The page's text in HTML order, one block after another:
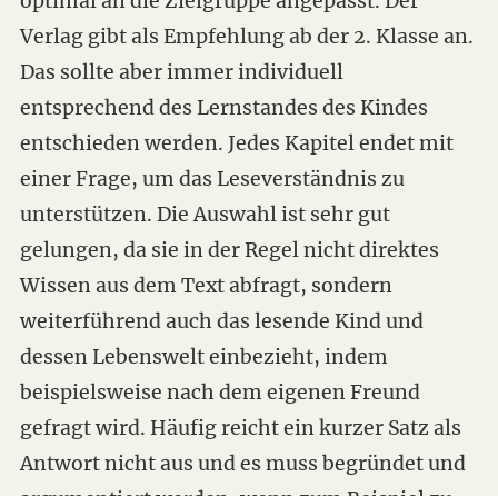
Verlag gibt als Empfehlung ab der 2. Klasse an.
Das sollte aber immer individuell
entsprechend des Lernstandes des Kindes
entschieden werden. Jedes Kapitel endet mit
einer Frage, um das Leseverständnis zu
unterstützen. Die Auswahl ist sehr gut
gelungen, da sie in der Regel nicht direktes
Wissen aus dem Text abfragt, sondern
weiterführend auch das lesende Kind und
dessen Lebenswelt einbezieht, indem
beispielsweise nach dem eigenen Freund
gefragt wird. Häufig reicht ein kurzer Satz als
Antwort nicht aus und es muss begründet und